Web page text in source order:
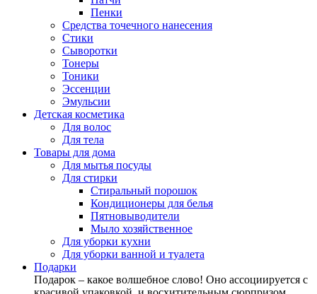
Пенки
Средства точечного нанесения
Стики
Сыворотки
Тонеры
Тоники
Эссенции
Эмульсии
Детская косметика
Для волос
Для тела
Товары для дома
Для мытья посуды
Для стирки
Стиральный порошок
Кондиционеры для белья
Пятновыводители
Мыло хозяйственное
Для уборки кухни
Для уборки ванной и туалета
Подарки
Подарок – какое волшебное слово! Оно ассоциируется с